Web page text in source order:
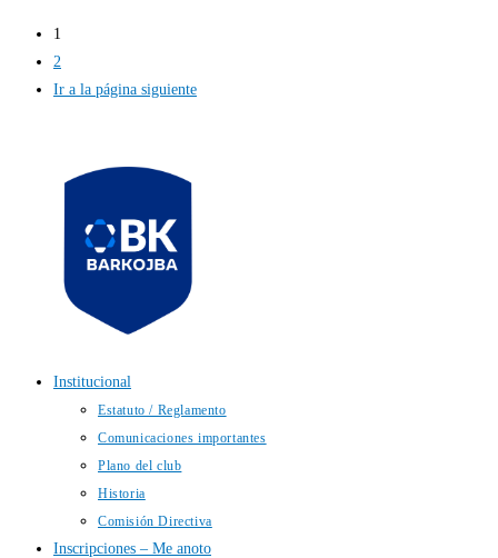
1
2
Ir a la página siguiente
Institucional
Estatuto / Reglamento
Comunicaciones importantes
Plano del club
Historia
Comisión Directiva
Inscripciones – Me anoto